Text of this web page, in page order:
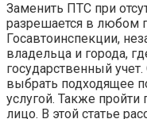
Заменить ПТС при
разрешается в любом
Госавтоинспекции,
владельца и города,
государственный
выбрать подходящее
услугой. Также
лицо. В этой статье